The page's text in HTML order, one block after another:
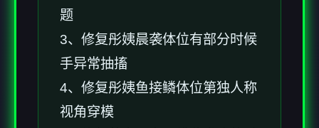
题
3、修复彤姨晨袭体位有部分时候
手异常抽搐
4、修复彤姨鱼接鳞体位第独人称
视角穿模